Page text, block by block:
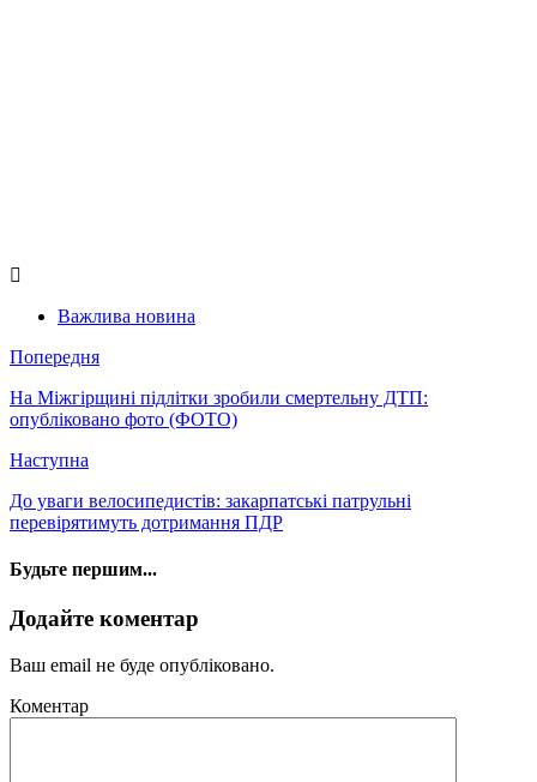
Важлива новина
Попередня
На Міжгірщині підлітки зробили смертельну ДТП:
опубліковано фото (ФОТО)
Наступна
До уваги велосипедистів: закарпатські патрульні
перевірятимуть дотримання ПДР
Будьте першим...
Додайте коментар
Ваш email не буде опубліковано.
Коментар